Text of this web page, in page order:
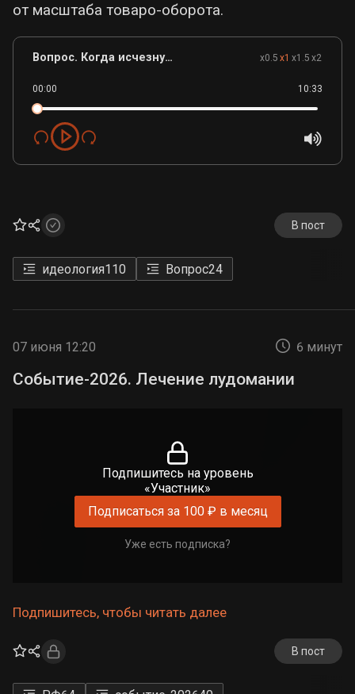
от масштаба товаро-оборота.
Вопрос. Когда исчезнут деньги.mp3 x0.5 x1 x1.5 x2
00:00 10:33
В пост
идеология110 Вопрос24
07 июня 12:20 6 минут
Событие-2026. Лечение лудомании
Подпишитесь на уровень
«Участник»
Подписаться за 100 ₽ в месяц
Уже есть подписка?
Подпишитесь, чтобы читать далее
В пост